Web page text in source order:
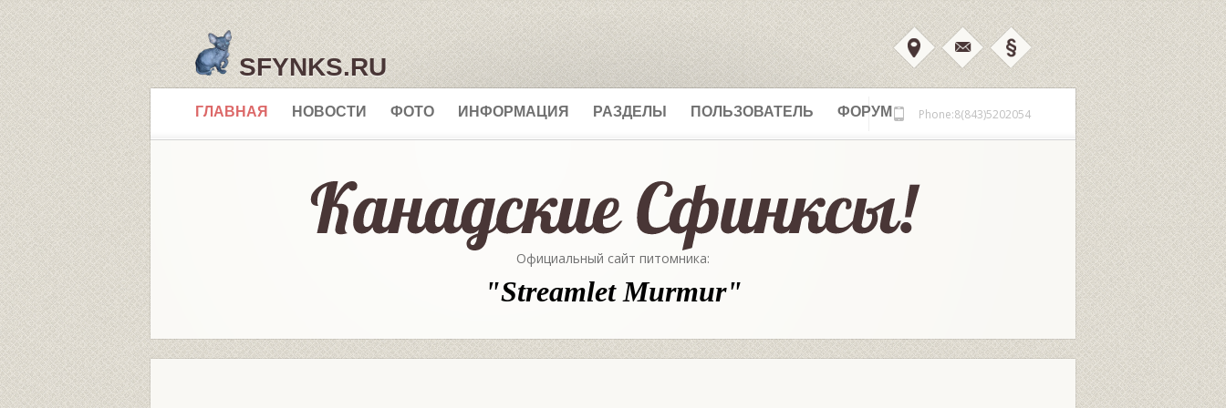
SFYNKS.RU
ГЛАВНАЯ НОВОСТИ ФОТО ИНФОРМАЦИЯ РАЗДЕЛЫ ПОЛЬЗОВАТЕЛЬ ФОРУМ Phone:8(843)5202054
Официальный сайт питомника:
"Streamlet Murmur"